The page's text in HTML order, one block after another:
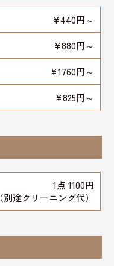
¥440円～
¥880円～
¥1760円～
¥825円～
1点 1100円
（別途クリーニング代）